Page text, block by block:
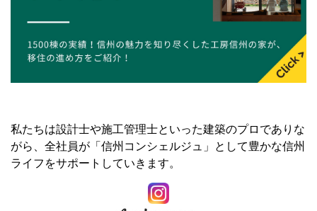
私たちは設計士や施工管理士といった建築のプロでありな
がら、全社員が「信州コンシェルジュ」として豊かな信州
ライフをサポートしていきます。